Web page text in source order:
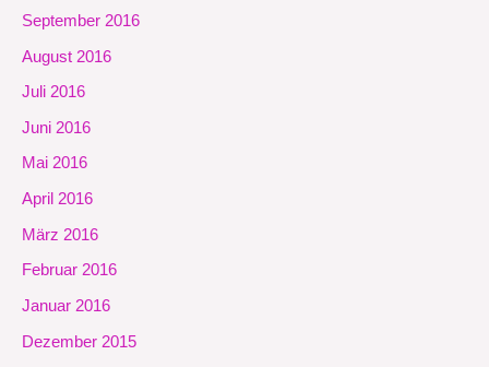
September 2016
August 2016
Juli 2016
Juni 2016
Mai 2016
April 2016
März 2016
Februar 2016
Januar 2016
Dezember 2015